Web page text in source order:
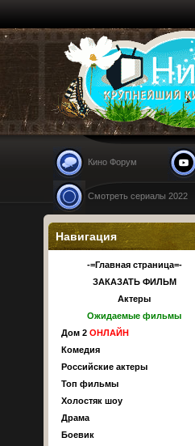
Nizaika.ru
Кино Форум
Смотреть сериалы 2022
Навигация
-=Главная страница=-
ЗАКАЗАТЬ ФИЛЬМ
Актеры
Ожидаемые фильмы
Дом 2 ОНЛАЙН
Комедия
Российские актеры
Топ фильмы
Холостяк шоу
Драма
Боевик